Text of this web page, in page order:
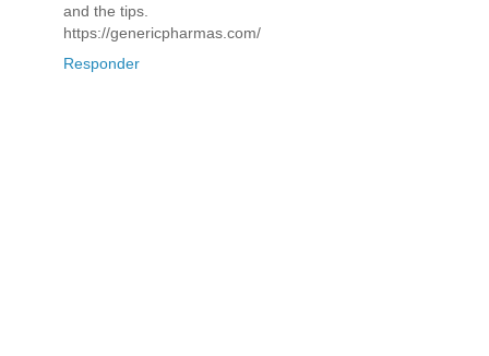
and the tips.
https://genericpharmas.com/
Responder